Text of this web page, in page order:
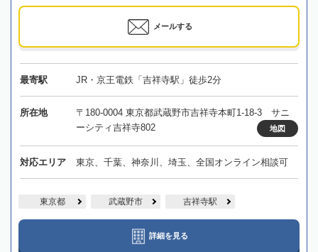
メールする
最寄駅 JR・京王電鉄「吉祥寺駅」徒歩2分
所在地
〒180-0004 東京都武蔵野市吉祥寺本町1-18-3 サニ
ーシティ吉祥寺802
地図
対応エリア 東京、千葉、神奈川、埼玉、全国オンライン相談可
東京都 武蔵野市 吉祥寺駅
詳細を見る